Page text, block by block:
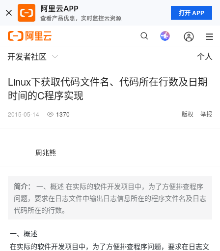
打开 APP
开发者社区 个人
Linux下获取代码文件名、代码所在行数及日期
时间的C程序实现
2015-05-14 1370 版权 举报
周兆熊
简介：
一、概述 在实际的软件开发项目中，为了方便排查程序
问题，要求在日志文件中输出日志信息所在的程序文件名及日志
代码所在的行数。
一、概述
在实际的软件开发项目中，为了方便排查程序问题，要求在日志文